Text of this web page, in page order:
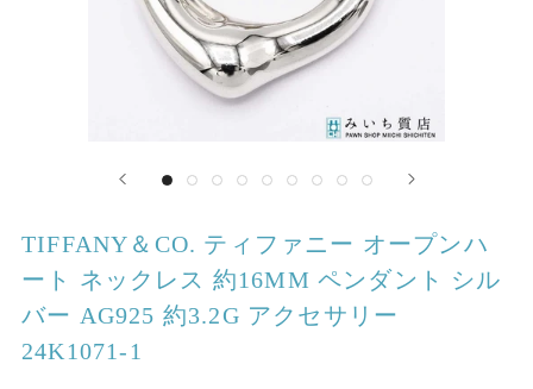
TIFFANY＆CO. ティファニー オープンハ
ート ネックレス 約16MM ペンダント シル
バー AG925 約3.2G アクセサリー
24K1071-1